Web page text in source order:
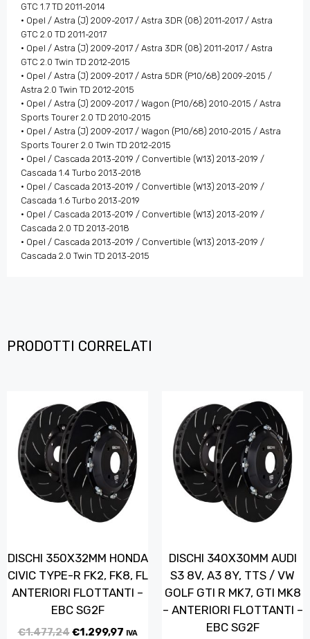
GTC 1.7 TD 2011-2014
• Opel / Astra (J) 2009-2017 / Astra 3DR (08) 2011-2017 / Astra
GTC 2.0 TD 2011-2017
• Opel / Astra (J) 2009-2017 / Astra 3DR (08) 2011-2017 / Astra
GTC 2.0 Twin TD 2012-2015
• Opel / Astra (J) 2009-2017 / Astra 5DR (P10/68) 2009-2015 /
Astra 2.0 Twin TD 2012-2015
• Opel / Astra (J) 2009-2017 / Wagon (P10/68) 2010-2015 / Astra
Sports Tourer 2.0 TD 2010-2015
• Opel / Astra (J) 2009-2017 / Wagon (P10/68) 2010-2015 / Astra
Sports Tourer 2.0 Twin TD 2012-2015
• Opel / Cascada 2013-2019 / Convertible (W13) 2013-2019 /
Cascada 1.4 Turbo 2013-2018
• Opel / Cascada 2013-2019 / Convertible (W13) 2013-2019 /
Cascada 1.6 Turbo 2013-2019
• Opel / Cascada 2013-2019 / Convertible (W13) 2013-2019 /
Cascada 2.0 TD 2013-2018
• Opel / Cascada 2013-2019 / Convertible (W13) 2013-2019 /
Cascada 2.0 Twin TD 2013-2015
PRODOTTI CORRELATI
DISCHI 350X32MM HONDA
CIVIC TYPE-R FK2, FK8, FL
ANTERIORI FLOTTANTI –
EBC SG2F
€1.477,24€1.299,97 IVA
DISCHI 340X30MM AUDI
S3 8V, A3 8Y, TTS / VW
GOLF GTI R MK7, GTI MK8
– ANTERIORI FLOTTANTI –
EBC SG2F